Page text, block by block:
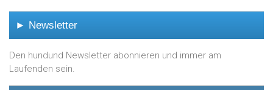
► Newsletter
Den hundund Newsletter abonnieren und immer am
Laufenden sein.